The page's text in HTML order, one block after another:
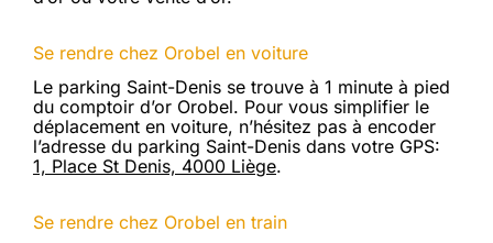
Se rendre chez Orobel en voiture
Le parking Saint-Denis se trouve à 1 minute à pied
du comptoir d’or Orobel. Pour vous simplifier le
déplacement en voiture, n’hésitez pas à encoder
l’adresse du parking Saint-Denis dans votre GPS:
1, Place St Denis, 4000 Liège.
Se rendre chez Orobel en train